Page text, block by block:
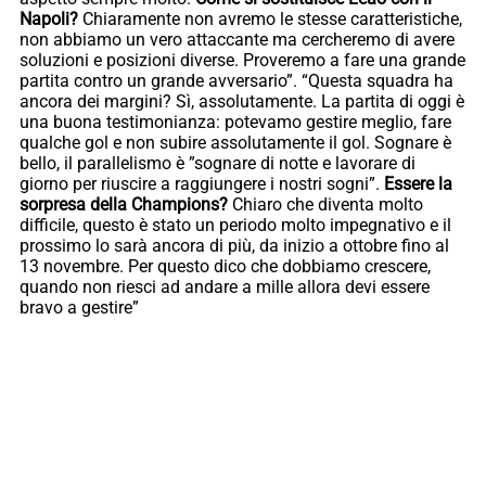
Napoli? Chiaramente non avremo le stesse caratteristiche,
non abbiamo un vero attaccante ma cercheremo di avere
soluzioni e posizioni diverse. Proveremo a fare una grande
partita contro un grande avversario”. “Questa squadra ha
ancora dei margini? Sì, assolutamente. La partita di oggi è
una buona testimonianza: potevamo gestire meglio, fare
qualche gol e non subire assolutamente il gol. Sognare è
bello, il parallelismo è ”sognare di notte e lavorare di
giorno per riuscire a raggiungere i nostri sogni”. Essere la
sorpresa della Champions? Chiaro che diventa molto
difficile, questo è stato un periodo molto impegnativo e il
prossimo lo sarà ancora di più, da inizio a ottobre fino al
13 novembre. Per questo dico che dobbiamo crescere,
quando non riesci ad andare a mille allora devi essere
bravo a gestire”